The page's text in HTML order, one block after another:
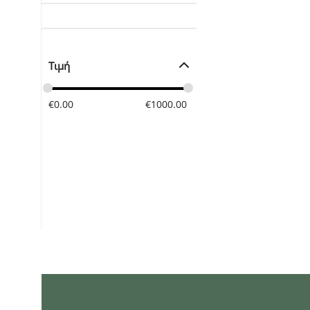
Τιμή
€0.00 €1000.00